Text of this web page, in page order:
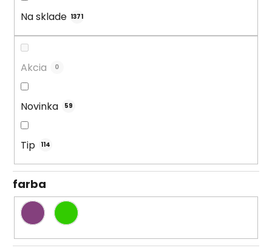
Na sklade 1371
Akcia 0
Novinka 59
Tip 114
farba